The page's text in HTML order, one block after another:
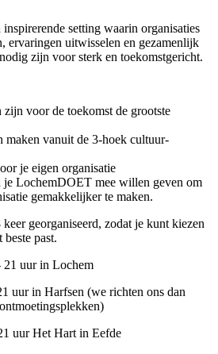
inspirerende setting waarin organisaties
ervaringen uitwisselen en gezamenlijk
zijn voor sterk en toekomstgericht.
voor de toekomst de grootste
maken vanuit de 3-hoek cultuur-
je eigen organisatie
je LochemDOET mee willen geven om
gemakkelijker te maken.
georganiseerd, zodat je kunt kiezen
past.
21 uur in Lochem
uur in Harfsen (we richten ons dan
uur Het Hart in Eefde